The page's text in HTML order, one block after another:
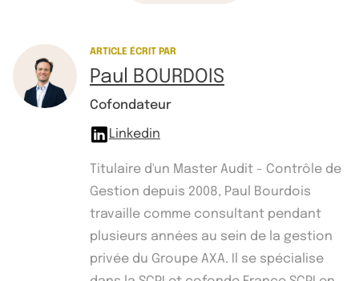
Line Blavier: Surtout pas !
Paul Bourdois: Ce que je vous propose, ce n’est
ces deux tas : “chance” ou “caisse de
communauté”.
Line Blavier: Chance !
Paul Bourdois: Vous êtes chanceuse. Je
ARTICLE ÉCRIT PAR
Paul BOURDOIS
Cofondateur
Linkedin
Titulaire d'un Master Audit - Contrôle de
Gestion depuis 2008, Paul Bourdois
travaille comme consultant pendant
plusieurs années au sein de la gestion
privée du Groupe AXA. Il se spécialise